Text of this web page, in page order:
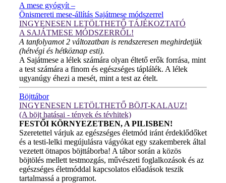
A mese gyógyít –
Önismereti mese-állítás Sajátmese módszerrel
INGYENESEN LETÖLTHETŐ TÁJÉKOZTATÓ
A SAJÁTMESE MÓDSZERRŐL!
A tanfolyamot 2 változatban is rendszeresen meghirdetjük
(hétvégi és hétköznap esti).
A Sajátmese a lélek számára olyan éltető erők forrása, mint
a test számára a finom és egészséges táplálék. A lélek
ugyanúgy éhezi a mesét, mint a test az ételt.
Böjttábor
INGYENESEN LETÖLTHETŐ BÖJT-KALAUZ!
(A böjt hatásai - tények és tévhitek)
FESTŐI KÖRNYEZETBEN, A PILISBEN!
Szeretettel várjuk az egészséges életmód iránt érdeklődőket
és a testi-lelki megújulásra vágyókat egy szakemberek által
vezetett ötnapos böjttáborba! A tábor során a közös
böjtölés mellett testmozgás, művészeti foglalkozások és az
egészséges életmóddal kapcsolatos előadások teszik
tartalmassá a programot.